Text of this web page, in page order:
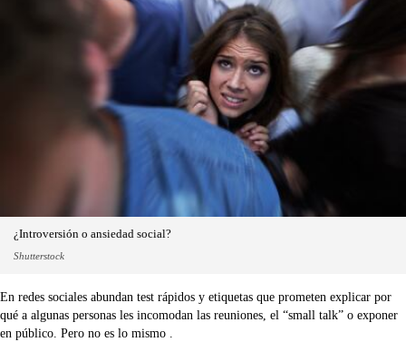
¿Introversión o ansiedad social?
Shutterstock
En redes sociales abundan test rápidos y etiquetas que prometen explicar por
qué a algunas personas les incomodan las reuniones, el “small talk” o exponer
en público. Pero no es lo mismo .